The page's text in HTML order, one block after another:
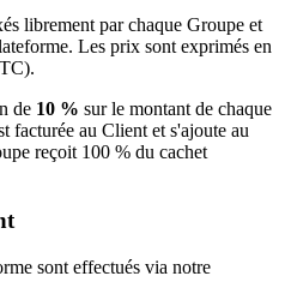
librement par chaque Groupe et
Les prix sont exprimés en
de 10 % sur le montant de chaque
facturée au Client et s'ajoute au
reçoit 100 % du cachet
sont effectués via notre